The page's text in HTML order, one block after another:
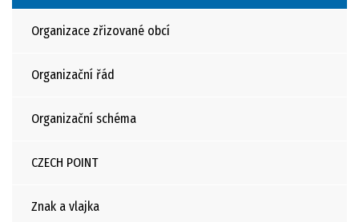
Organizace zřizované obcí
Organizační řád
Organizační schéma
CZECH POINT
Znak a vlajka